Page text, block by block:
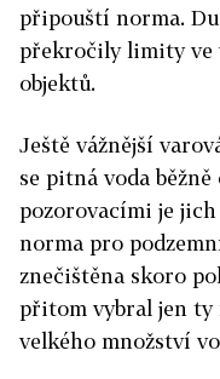
připouští norma.
překročily limity ve
objektů.
Ještě vážnější
se pitná voda
pozorovacími je
norma pro
znečištěna skoro
přitom vybral jen ty
velkého množství